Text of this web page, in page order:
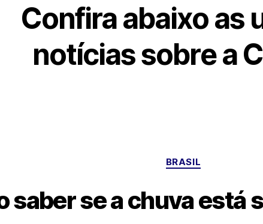
Confira abaixo as
notícias sobre a
Categorias
BRASIL
saber se a chuva está